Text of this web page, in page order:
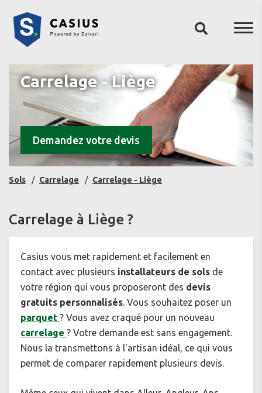
Carrelage - Liège
Demandez votre devis
Sols Carrelage Carrelage - Liège
Carrelage à Liège ?
Casius vous met rapidement et facilement en
contact avec plusieurs installateurs de sols de
votre région qui vous proposeront des devis
gratuits personnalisés. Vous souhaitez poser un
parquet ? Vous avez craqué pour un nouveau
carrelage ? Votre demande est sans engagement.
Nous la transmettons à l'artisan idéal, ce qui vous
permet de comparer rapidement plusieurs devis.